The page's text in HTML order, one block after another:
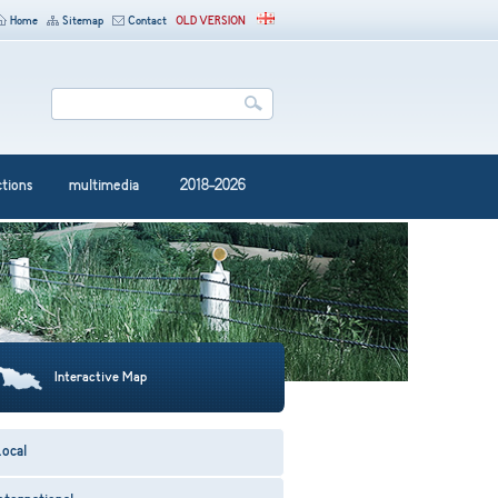
Home Sitemap Contact OLD VERSION
multimedia 2018-2026
Interactive Map